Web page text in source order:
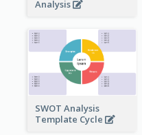
Analysis
SWOT Analysis
Template Cycle